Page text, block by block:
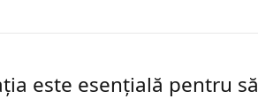
este esențială pentru